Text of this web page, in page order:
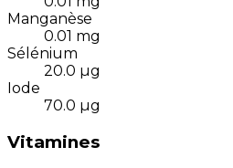
Manganèse
0.01 mg
Sélénium
20.0 µg
Iode
70.0 µg
Vitamines